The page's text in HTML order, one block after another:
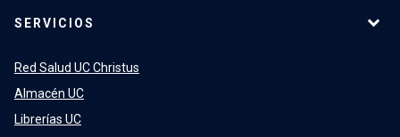
SERVICIOS
Red Salud UC Christus
Almacén UC
Librerías UC